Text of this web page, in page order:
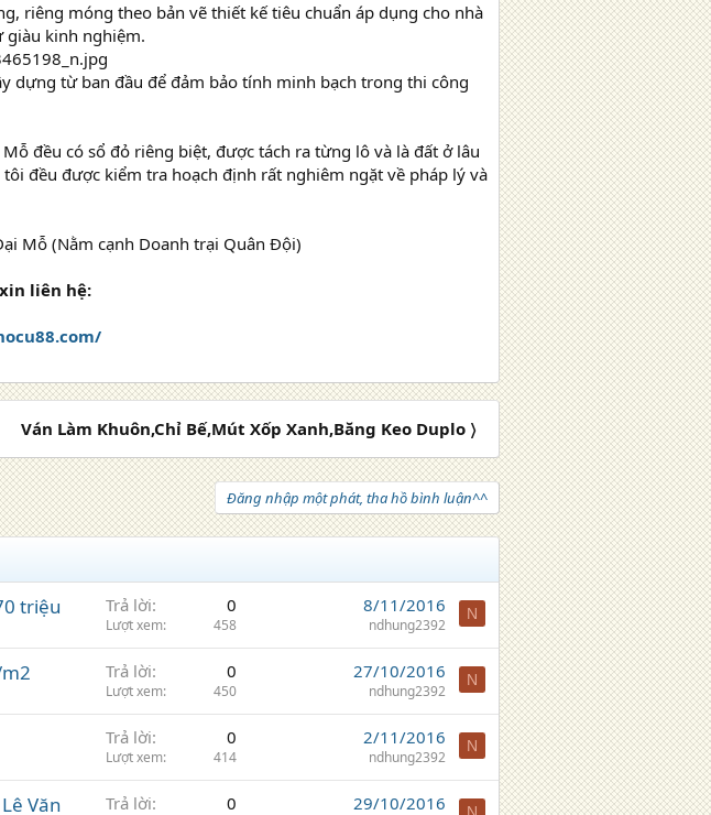
riêng móng theo bản vẽ thiết kế tiêu chuẩn áp dụng cho nhà
giàu kinh nghiệm.
dựng từ ban đầu để đảm bảo tính minh bạch trong thi công
đều có sổ đỏ riêng biệt, được tách ra từng lô và là đất ở lâu
đều được kiểm tra hoạch định rất nghiêm ngặt về pháp lý và
Mỗ (Nằm cạnh Doanh trại Quân Đội)
liên hệ:
Ván Làm Khuôn,Chỉ Bế,Mút Xốp Xanh,Băng Keo Duplo 〉
Đăng nhập một phát, tha hồ bình luận^^
triệu Trả lời 0
Lượt xem 458
8/11/2016
ndhung2392
N
Trả lời 0
Lượt xem 450
27/10/2016
ndhung2392
N
Trả lời 0
Lượt xem 414
2/11/2016
ndhung2392
N
Văn Trả lời 0 29/10/2016